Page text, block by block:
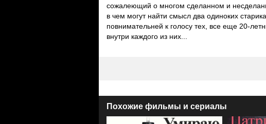
сожалеющий о многом сделанном и
в чем могут найти смысл два одиноких
повнимательней к голосу тех, все еще 20-
внутри каждого из них...
Похожие фильмы и сериалы